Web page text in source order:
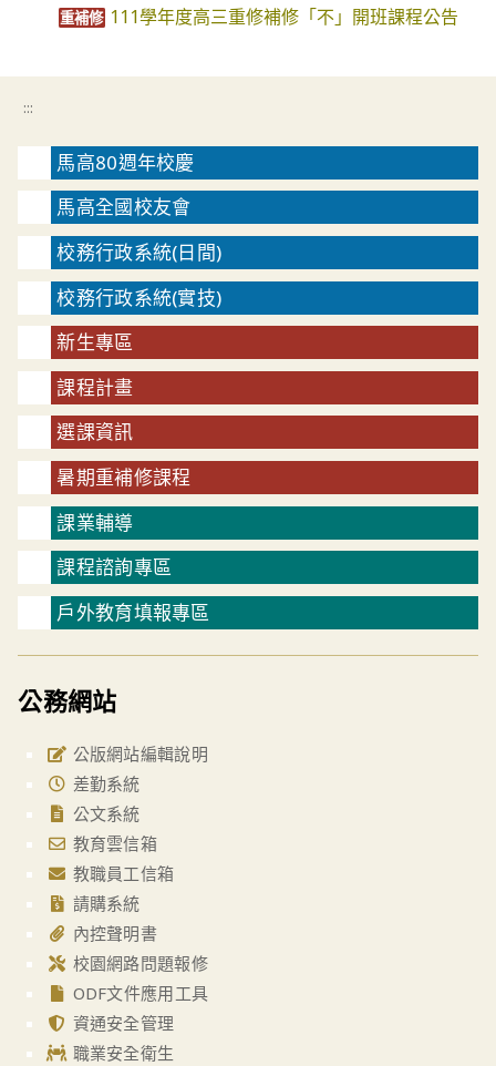
重補修 111學年度高三重修補修「不」開班課程公告
:::
馬高80週年校慶
馬高全國校友會
校務行政系統(日間)
校務行政系統(實技)
新生專區
課程計畫
選課資訊
暑期重補修課程
課業輔導
課程諮詢專區
戶外教育填報專區
公務網站
公版網站編輯說明
差勤系統
公文系統
教育雲信箱
教職員工信箱
請購系統
內控聲明書
校園網路問題報修
ODF文件應用工具
資通安全管理
職業安全衛生